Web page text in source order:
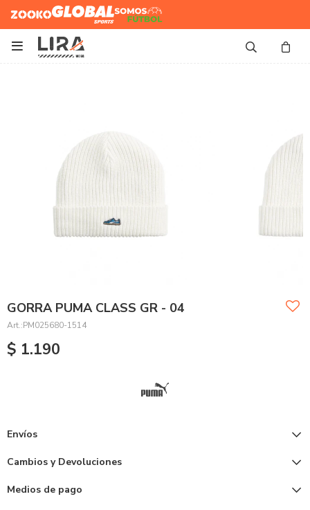
Zooko Global Sports
Somos
Futbol

GORRA PUMA CLASS GR - 04
PM025680-1514
$ 1.190
Envíos
Cambios y Devoluciones
Medios de pago